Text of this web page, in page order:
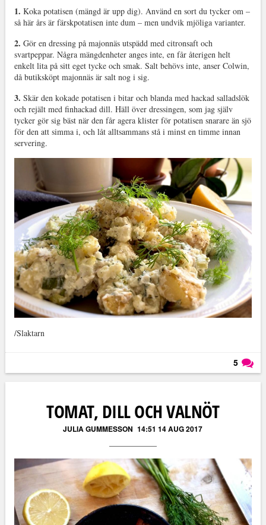
1. Koka potatisen (mängd är upp dig). Använd en sort du tycker om –
så här års är färskpotatisen inte dum – men undvik mjöliga varianter.
2. Gör en dressing på majonnäs utspädd med citronsaft och
svartpeppar. Några mängdenheter anges inte, en får återigen helt
enkelt lita på sitt eget tycke och smak. Salt behövs inte, anser Colwin,
då butiksköpt majonnäs är salt nog i sig.
3. Skär den kokade potatisen i bitar och blanda med hackad salladslök
och rejält med finhackad dill. Häll över dressingen, som jag själv
tycker gör sig bäst när den får agera klister för potatisen snarare än sjö
för den att simma i, och låt alltsammans stå i minst en timme innan
servering.
/Slaktarn
5
TOMAT, DILL OCH VALNÖT
JULIA GUMMESSON 14:51 14 AUG 2017